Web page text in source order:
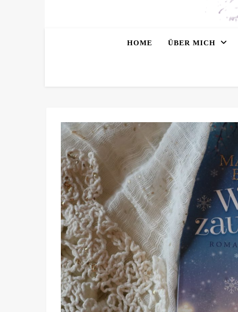
HOME ÜBER MICH